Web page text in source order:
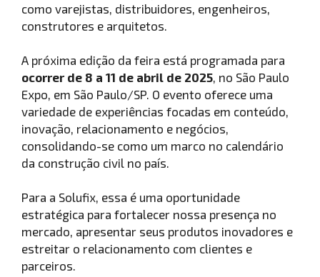
como varejistas, distribuidores, engenheiros,
construtores e arquitetos.
A próxima edição da feira está programada para
ocorrer de 8 a 11 de abril de 2025 , no São Paulo
Expo, em São Paulo/SP. O evento oferece uma
variedade de experiências focadas em conteúdo,
inovação, relacionamento e negócios,
consolidando-se como um marco no calendário
da construção civil no país.
Para a Solufix, essa é uma oportunidade
estratégica para fortalecer nossa presença no
mercado, apresentar seus produtos inovadores e
estreitar o relacionamento com clientes e
parceiros.